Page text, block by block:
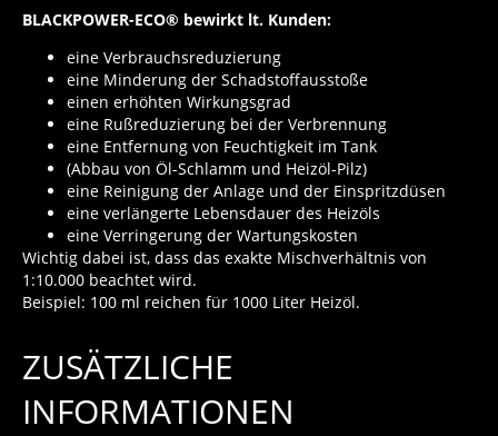
BLACKPOWER-ECO® bewirkt lt. Kunden:
eine Verbrauchsreduzierung
eine Minderung der Schadstoffausstoße
einen erhöhten Wirkungsgrad
eine Rußreduzierung bei der Verbrennung
eine Entfernung von Feuchtigkeit im Tank
(Abbau von Öl-Schlamm und Heizöl-Pilz)
eine Reinigung der Anlage und der Einspritzdüsen
eine verlängerte Lebensdauer des Heizöls
eine Verringerung der Wartungskosten
Wichtig dabei ist, dass das exakte Mischverhältnis von
1:10.000 beachtet wird.
Beispiel: 100 ml reichen für 1000 Liter Heizöl.
ZUSÄTZLICHE
INFORMATIONEN